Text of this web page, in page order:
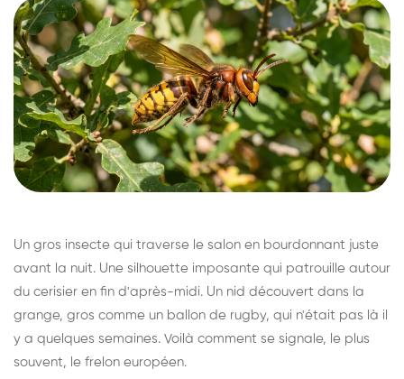
Un gros insecte qui traverse le salon en bourdonnant juste
avant la nuit. Une silhouette imposante qui patrouille autour
du cerisier en fin d'après-midi. Un nid découvert dans la
grange, gros comme un ballon de rugby, qui n'était pas là il
y a quelques semaines. Voilà comment se signale, le plus
souvent, le frelon européen.